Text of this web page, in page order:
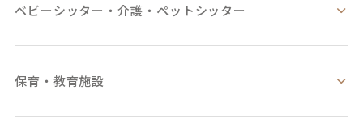
ベビーシッター・介護・ペットシッター
保育・教育施設